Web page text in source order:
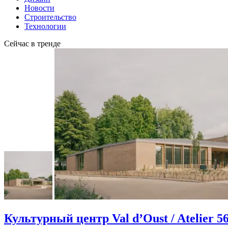
Новости
Строительство
Технологии
Сейчас в тренде
Культурный центр Val d’Oust / Atelier